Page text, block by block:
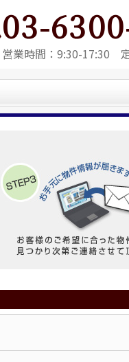
03-
営業時間：9:30-17:30